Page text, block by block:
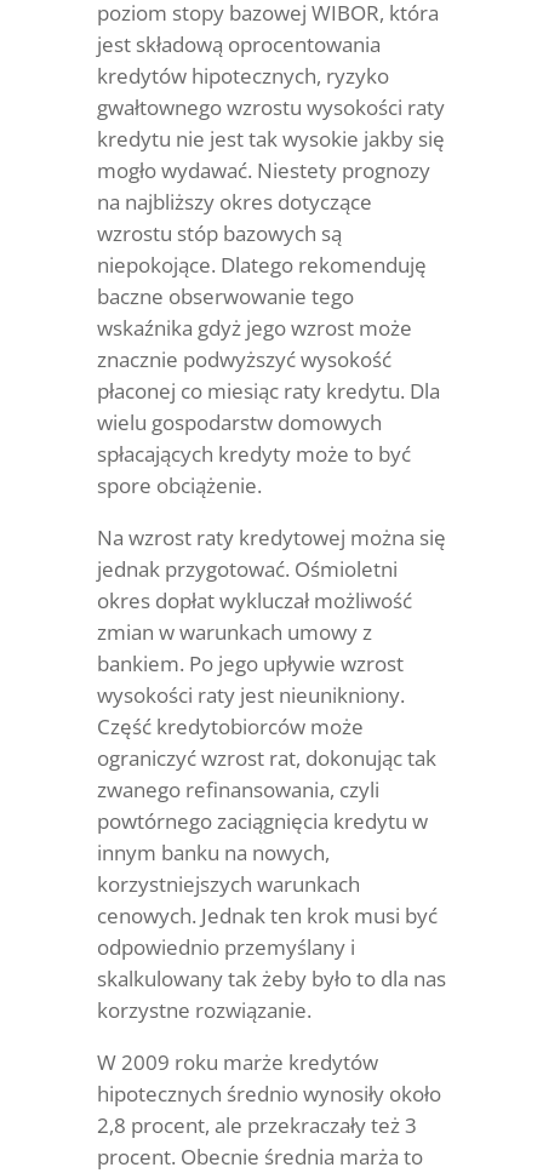
poziom stopy bazowej WIBOR, która
jest składową oprocentowania
kredytów hipotecznych, ryzyko
gwałtownego wzrostu wysokości raty
kredytu nie jest tak wysokie jakby się
mogło wydawać. Niestety prognozy
na najbliższy okres dotyczące
wzrostu stóp bazowych są
niepokojące. Dlatego rekomenduję
baczne obserwowanie tego
wskaźnika gdyż jego wzrost może
znacznie podwyższyć wysokość
płaconej co miesiąc raty kredytu. Dla
wielu gospodarstw domowych
spłacających kredyty może to być
spore obciążenie.
Na wzrost raty kredytowej można się
jednak przygotować. Ośmioletni
okres dopłat wykluczał możliwość
zmian w warunkach umowy z
bankiem. Po jego upływie wzrost
wysokości raty jest nieunikniony.
Część kredytobiorców może
ograniczyć wzrost rat, dokonując tak
zwanego refinansowania, czyli
powtórnego zaciągnięcia kredytu w
innym banku na nowych,
korzystniejszych warunkach
cenowych. Jednak ten krok musi być
odpowiednio przemyślany i
skalkulowany tak żeby było to dla nas
korzystne rozwiązanie.
W 2009 roku marże kredytów
hipotecznych średnio wynosiły około
2,8 procent, ale przekraczały też 3
procent. Obecnie średnia marża to